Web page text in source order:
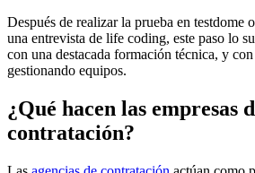
Después de realizar la prueba en testdome
una entrevista de life coding, este paso lo
con una destacada formación técnica, y
gestionando equipos.
¿Qué hacen las empresas
contratación?